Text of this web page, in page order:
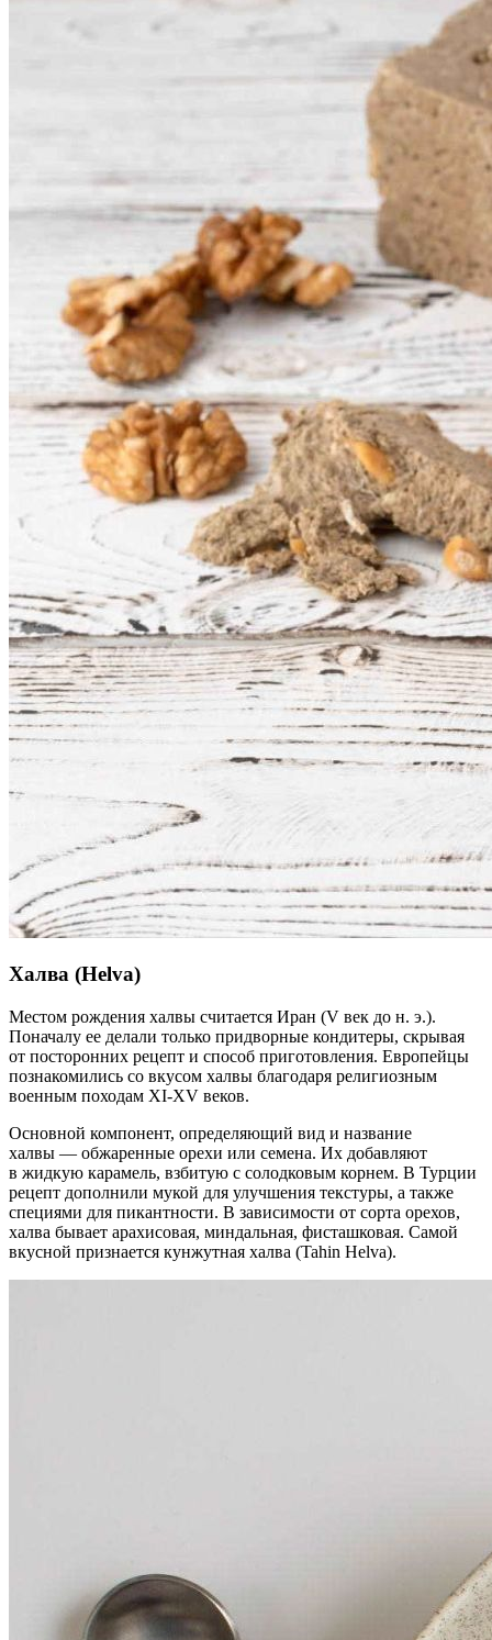
Халва (Helva)
Местом рождения халвы считается Иран (V век до н. э.).
Поначалу ее делали только придворные кондитеры, скрывая
от посторонних рецепт и способ приготовления. Европейцы
познакомились со вкусом халвы благодаря религиозным
военным походам XI-XV веков.
Основной компонент, определяющий вид и название
халвы — обжаренные орехи или семена. Их добавляют
в жидкую карамель, взбитую с солодковым корнем. В Турции
рецепт дополнили мукой для улучшения текстуры, а также
специями для пикантности. В зависимости от сорта орехов,
халва бывает арахисовая, миндальная, фисташковая. Самой
вкусной признается кунжутная халва (Tahin Helva).